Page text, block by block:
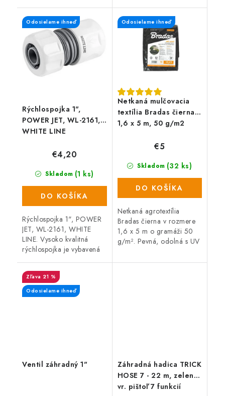
alebo uchovaní látok v
kvapalnom stave väčších
objemov. Jedná...
Rýchlospojka 1",
POWER JET, WL-2161,
WHITE LINE
Odosielame ihneď
Skladom (1 ks)
€4,20
DO KOŠÍKA
Rýchlospojka 1", POWER
JET, WL-2161, WHITE
LINE. Vysoko kvalitná
rýchlospojka je vybavená
umožňujúcu rýchle a
jednoduché pripojenie a
odpojenie...
Netkaná mulčovacia
textília Bradas čierna,
1,6 x 5 m, 50 g/m2
Odosielame ihneď
Skladom (32 ks)
€5
DO KOŠÍKA
Netkaná agrotextília
Bradas čierna v rozmere
1,6 x 5 m o gramáži 50
g/m². Pevná, odolná s UV
materiálu. Vďaka svojim
Ventil záhradný 1"
21 %
Odosielame ihneď
Záhradná hadica TRICK
HOSE 7 - 22 m, zelená,
vr. pištoľ 7 funkcií